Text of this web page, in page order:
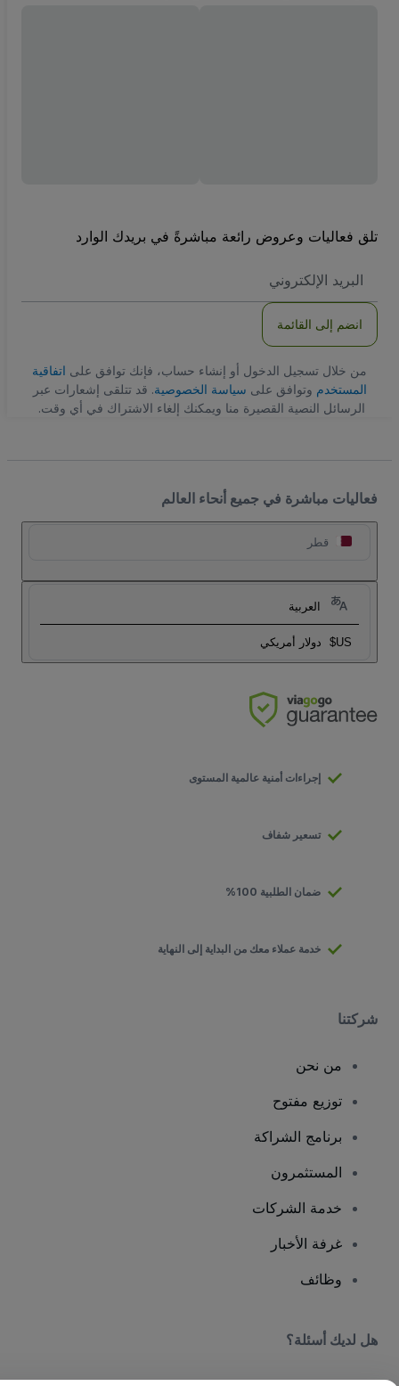
تلق فعاليات وعروض رائعة مباشرةً في بريدك الوارد
الاكتروني
انضم إلى القائمة
من خلال تسجيل الدخول أو إنشاء حساب، فإنك توافق علىاتفاقية
المستخدموتوافق علىسياسة الخصوصية. قد تتلقى إشعارات عبر
الرسائل النصية القصيرة منا ويمكنك إلغاء الاشتراك في أي وقت.
فعاليات مباشرة في جميع أنحاء العالم
قطر
العربية
US$ دولار أمريكي
إجراءات أمنية عالمية المستوى
تسعير شفاف
ضمان الطلبية 100%
خدمة عملاء معك من البداية إلى النهاية
شركتنا
من نحن
توزيع مفتوح
برنامج الشراكة
المستثمرون
خدمة الشركات
غرفة الأخبار
وظائف
هل لديك أسئلة؟